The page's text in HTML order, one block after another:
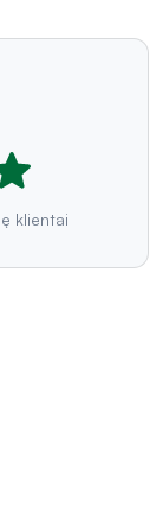
klientai